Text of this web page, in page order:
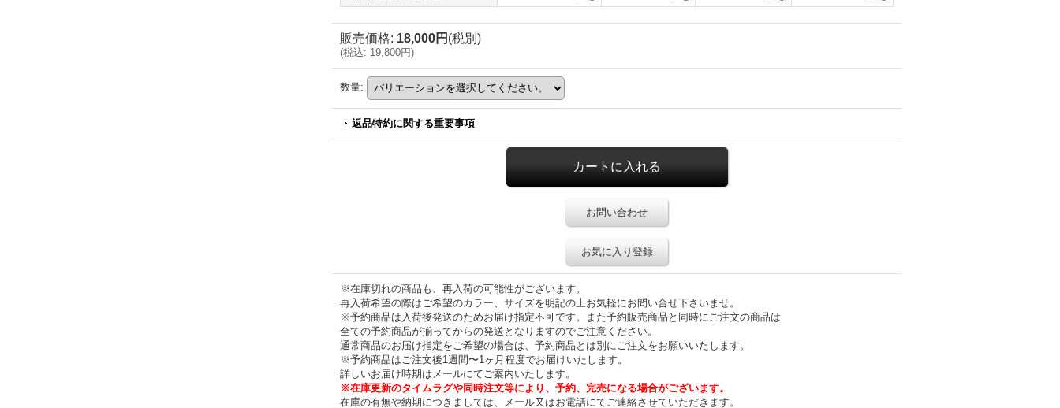
販売価格: 18,000円 (税別)
(税込: 19,800円)
数量:
返品特約に関する重要事項
お問い合わせ
お気に入り登録
※在庫切れの商品も、再入荷の可能性がございます。
再入荷希望の際はご希望のカラー、サイズを明記の上お気軽にお問い合せ下さいませ。
※予約商品は入荷後発送のためお届け指定不可です。また予約販売商品と同時にご注文の商品は
全ての予約商品が揃ってからの発送となりますのでご注意ください。
通常商品のお届け指定をご希望の場合は、予約商品とは別にご注文をお願いいたします。
※予約商品はご注文後1週間〜1ヶ月程度でお届けいたします。
詳しいお届け時期はメールにてご案内いたします。
※在庫更新のタイムラグや同時注文等により、予約、完売になる場合がございます。
在庫の有無や納期につきましては、メール又はお電話にてご連絡させていただきます。